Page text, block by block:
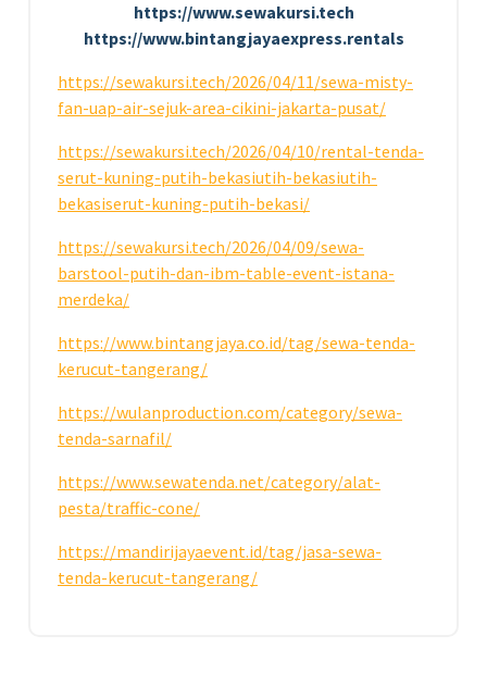
https://www.sewakursi.tech
https://www.bintangjayaexpress.rentals
https://sewakursi.tech/2026/04/11/sewa-misty-
fan-uap-air-sejuk-area-cikini-jakarta-pusat/
https://sewakursi.tech/2026/04/10/rental-tenda-
serut-kuning-putih-bekasiutih-bekasiutih-
bekasiserut-kuning-putih-bekasi/
https://sewakursi.tech/2026/04/09/sewa-
barstool-putih-dan-ibm-table-event-istana-
merdeka/
https://www.bintangjaya.co.id/tag/sewa-tenda-
kerucut-tangerang/
https://wulanproduction.com/category/sewa-
tenda-sarnafil/
https://www.sewatenda.net/category/alat-
pesta/traffic-cone/
https://mandirijayaevent.id/tag/jasa-sewa-
tenda-kerucut-tangerang/